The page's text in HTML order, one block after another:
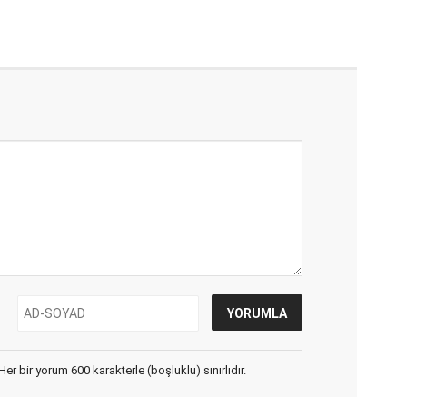
bir yorum 600 karakterle (boşluklu) sınırlıdır.